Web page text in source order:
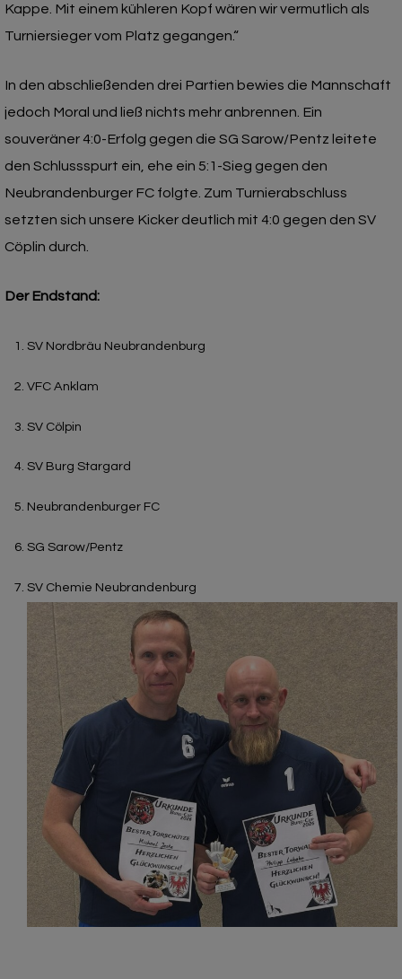
Kappe. Mit einem kühleren Kopf wären wir vermutlich als
Turniersieger vom Platz gegangen.“
In den abschließenden drei Partien bewies die Mannschaft
jedoch Moral und ließ nichts mehr anbrennen. Ein
souveräner 4:0-Erfolg gegen die SG Sarow/Pentz leitete
den Schlussspurt ein, ehe ein 5:1-Sieg gegen den
Neubrandenburger FC folgte. Zum Turnierabschluss
setzten sich unsere Kicker deutlich mit 4:0 gegen den SV
Cöplin durch.
Der Endstand:
SV Nordbräu Neubrandenburg
VFC Anklam
SV Cölpin
SV Burg Stargard
Neubrandenburger FC
SG Sarow/Pentz
SV Chemie Neubrandenburg